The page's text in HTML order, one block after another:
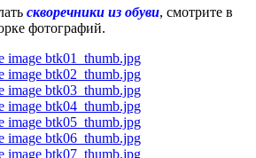
скворечники из обуви, смотрите в
фотографий.